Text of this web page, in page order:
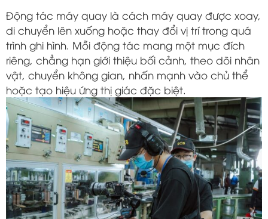
Động tác máy quay là cách máy quay được xoay,
di chuyển lên xuống hoặc thay đổi vị trí trong quá
trình ghi hình. Mỗi động tác mang một mục đích
riêng, chẳng hạn giới thiệu bối cảnh, theo dõi nhân
vật, chuyển không gian, nhấn mạnh vào chủ thể
hoặc tạo hiệu ứng thị giác đặc biệt.